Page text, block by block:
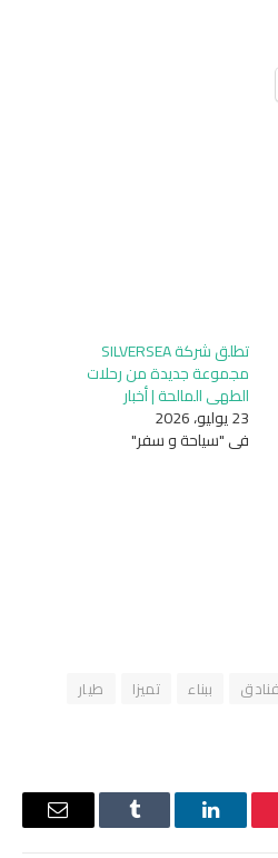
تطلق شركة SILVERSEA
مجموعة جديدة من رحلات
الطهي المالحة | أخبار
23 يوليو، 2026
في "سياحة و سفر"
ببناء تميزا
طيار
لينكدإن Tumblr
البريد